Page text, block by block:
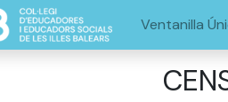
Ventanilla